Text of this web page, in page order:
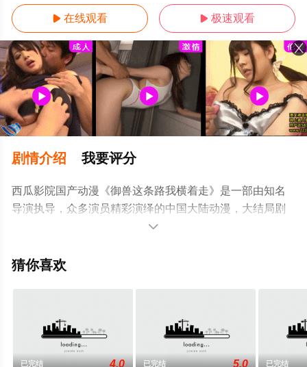
 在线观看  极速观看
剧情介绍 我要评分
西瓜影院国产动漫《御兽这条路我横着走》是一部由知名
导演执导，众多演员精彩演绎的中国大陆动漫，大结局剧
情已揭晓（第70集完结），手机免费观看高清未删减完整
漫、电视猫或剧情网等平台了解。

猜你喜欢
已完结 4.0 已完结 5.0 已完结